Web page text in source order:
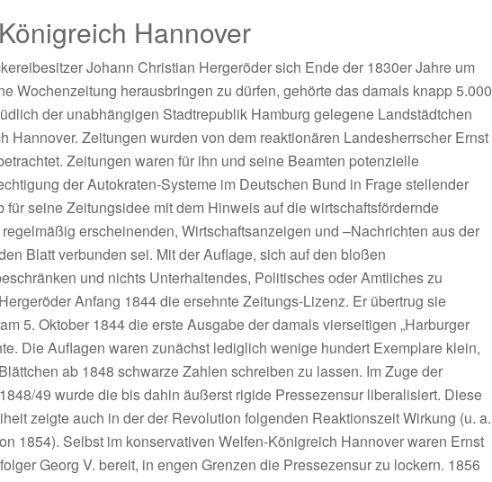
Hannover
Johann Christian Hergeröder sich Ende der 1830er Jahre um
Wochenzeitung herausbringen zu dürfen, gehörte das damals knapp 5.000
der unabhängigen Stadtrepublik Hamburg gelegene Landstädtchen
Hannover. Zeitungen wurden von dem reaktionären Landesherrscher Ernst
Zeitungen waren für ihn und seine Beamten potenzielle
der Autokraten-Systeme im Deutschen Bund in Frage stellender
für seine Zeitungsidee mit dem Hinweis auf die wirtschaftsfördernde
erscheinenden, Wirtschaftsanzeigen und –Nachrichten aus der
Blatt verbunden sei. Mit der Auflage, sich auf den bloßen
und nichts Unterhaltendes, Politisches oder Amtliches zu
Anfang 1844 die ersehnte Zeitungs-Lizenz. Er übertrug sie
5. Oktober 1844 die erste Ausgabe der damals vierseitigen „Harburger
Die Auflagen waren zunächst lediglich wenige hundert Exemplare klein,
ab 1848 schwarze Zahlen schreiben zu lassen. Im Zuge der
49 wurde die bis dahin äußerst rigide Pressezensur liberalisiert. Diese
zeigte auch in der der Revolution folgenden Reaktionszeit Wirkung (u. a.
1854). Selbst im konservativen Welfen-Königreich Hannover waren Ernst
Georg V. bereit, in engen Grenzen die Pressezensur zu lockern. 1856